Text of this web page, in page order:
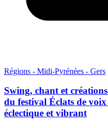
Régions - Midi-Pyrénées - Gers
Swing, chant et
du festival Éclats de
éclectique et vibrant